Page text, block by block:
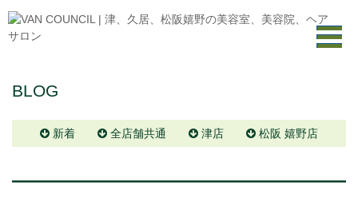
BLOG
新着 全店舗共通 津店 松阪 嬉野店